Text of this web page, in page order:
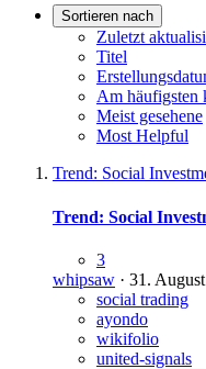
Sortieren nach
Zuletzt
Titel
Am häufigsten
Meist gesehene
Most Helpful
Trend: Social
Trend: Social
3
whipsaw · 31.
social trading
ayondo
wikifolio
united-signals